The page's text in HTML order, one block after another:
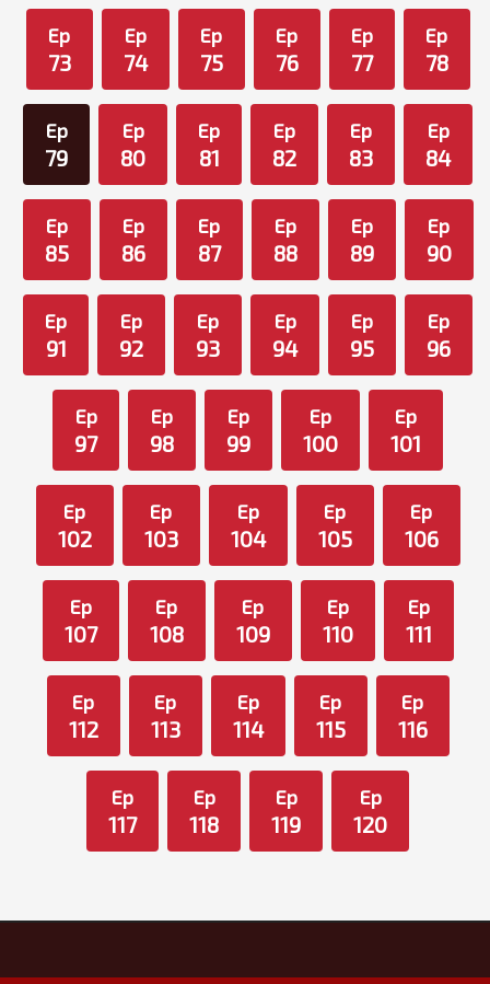
Ep
73
Ep
74
Ep
75
Ep
76
Ep
77
Ep
78
Ep
79
Ep
80
Ep
81
Ep
82
Ep
83
Ep
84
Ep
85
Ep
86
Ep
87
Ep
88
Ep
89
Ep
90
Ep
91
Ep
92
Ep
93
Ep
94
Ep
95
Ep
96
Ep
97
Ep
98
Ep
99
Ep
100
Ep
101
Ep
102
Ep
103
Ep
104
Ep
105
Ep
106
Ep
107
Ep
108
Ep
109
Ep
110
Ep
111
Ep
112
Ep
113
Ep
114
Ep
115
Ep
116
Ep
117
Ep
118
Ep
119
Ep
120